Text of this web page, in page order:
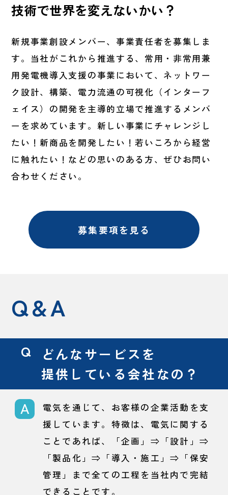
技術で世界を変えないかい？
新規事業創設メンバー、事業責任者を募集しま
す。当社がこれから推進する、常用・非常用兼
用発電機導入支援の事業において、ネットワー
ク設計、構築、電力流通の可視化（インターフ
ェイス）の開発を主導的立場で推進するメンバ
ーを求めています。新しい事業にチャレンジし
たい！新商品を開発したい！若いころから経営
に触れたい！などの思いのある方、ぜひお問い
合わせください。
募集要項を見る
Q&A
どんなサービスを
提供している会社なの？
電気を通じて、お客様の企業活動を支
援しています。特徴は、電気に関する
ことであれば、「企画」⇒「設計」⇒
「製品化」⇒「導入・施工」⇒「保安
管理」まで全ての工程を当社内で完結
できることです。